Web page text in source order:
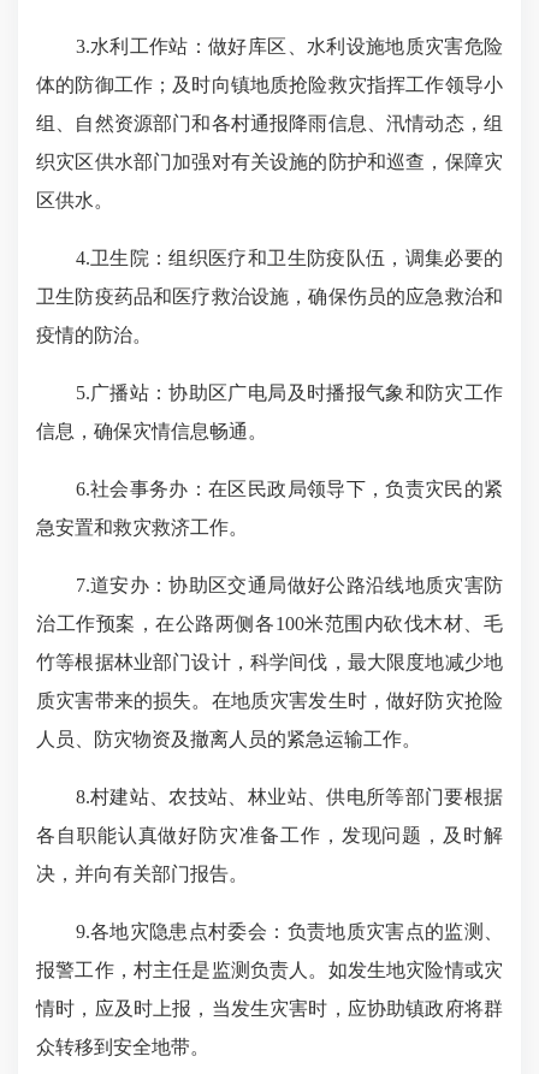
3.水利工作站：做好库区、水利设施地质灾害危险
体的防御工作；及时向镇地质抢险救灾指挥工作领导小
组、自然资源部门和各村通报降雨信息、汛情动态，组
织灾区供水部门加强对有关设施的防护和巡查，保障灾
区供水。
4.卫生院：组织医疗和卫生防疫队伍，调集必要的
卫生防疫药品和医疗救治设施，确保伤员的应急救治和
疫情的防治。
5.广播站：协助区广电局及时播报气象和防灾工作
信息，确保灾情信息畅通。
6.社会事务办：在区民政局领导下，负责灾民的紧
急安置和救灾救济工作。
7.道安办：协助区交通局做好公路沿线地质灾害防
治工作预案，在公路两侧各100米范围内砍伐木材、毛
竹等根据林业部门设计，科学间伐，最大限度地减少地
质灾害带来的损失。在地质灾害发生时，做好防灾抢险
人员、防灾物资及撤离人员的紧急运输工作。
8.村建站、农技站、林业站、供电所等部门要根据
各自职能认真做好防灾准备工作，发现问题，及时解
决，并向有关部门报告。
9.各地灾隐患点村委会：负责地质灾害点的监测、
报警工作，村主任是监测负责人。如发生地灾险情或灾
情时，应及时上报，当发生灾害时，应协助镇政府将群
众转移到安全地带。